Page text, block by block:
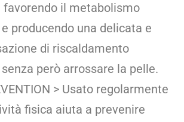
favorendo il metabolismo
producendo una delicata e
di riscaldamento
però arrossare la pelle.
> Usato regolarmente
fisica aiuta a prevenire